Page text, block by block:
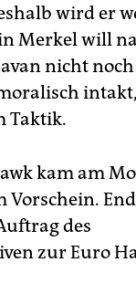
wird er
Merkel will
nicht
Taktik.
kam am
des
zur Euro